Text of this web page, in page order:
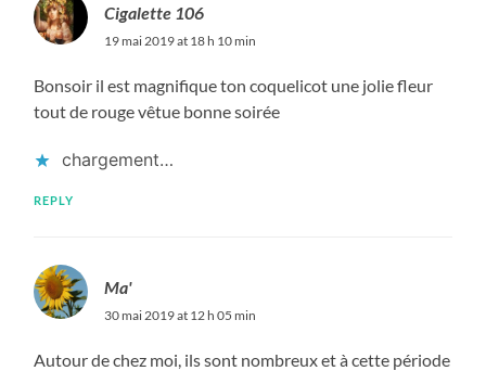
Cigalette 106
19 mai 2019 at 18 h 10 min
Bonsoir il est magnifique ton coquelicot une jolie fleur
tout de rouge vêtue bonne soirée
chargement…
REPLY
Ma'
30 mai 2019 at 12 h 05 min
Autour de chez moi, ils sont nombreux et à cette période